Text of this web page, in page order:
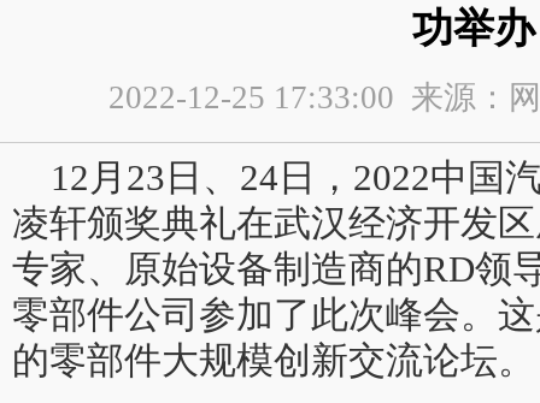
功举办
2022-12-25 17:33:00 来源
12月23日、24日，2022中国
凌轩颁奖典礼在武汉经济开发
专家、原始设备制造商的RD领
零部件公司参加了此次峰会。
的零部件大规模创新交流论坛。